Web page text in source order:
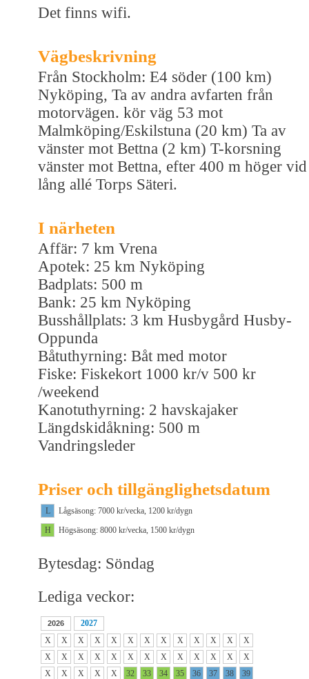
Det finns wifi.
Vägbeskrivning
Från Stockholm: E4 söder (100 km)
Nyköping, Ta av andra avfarten från
motorvägen. kör väg 53 mot
Malmköping/Eskilstuna (20 km) Ta av
vänster mot Bettna (2 km) T-korsning
vänster mot Bettna, efter 400 m höger vid
lång allé Torps Säteri.
I närheten
Affär: 7 km Vrena
Apotek: 25 km Nyköping
Badplats: 500 m
Bank: 25 km Nyköping
Busshållplats: 3 km Husbygård Husby-
Oppunda
Båtuthyrning: Båt med motor
Fiske: Fiskekort 1000 kr/v 500 kr
/weekend
Kanotuthyrning: 2 havskajaker
Längdskidåkning: 500 m
Vandringsleder
Priser och tillgänglighetsdatum
L
Lågsäsong: 7000 kr/vecka, 1200 kr/dygn
H
Högsäsong: 8000 kr/vecka, 1500 kr/dygn
Bytesdag: Söndag
Lediga veckor:
2026
2027
X
X X X X X X X X X X X
X
X
X X X X X X X X X X X
X
X
X X X X 32 33 34 35 36 37 38
39